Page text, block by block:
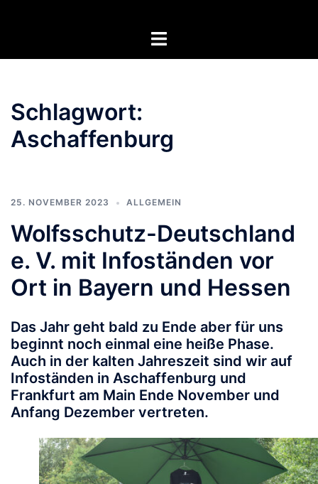
Menü
Schlagwort:
Aschaffenburg
25. NOVEMBER 2023 ALLGEMEIN
Wolfsschutz-Deutschland
e. V. mit Infoständen vor
Ort in Bayern und Hessen
Das Jahr geht bald zu Ende aber für uns
beginnt noch einmal eine heiße Phase.
Auch in der kalten Jahreszeit sind wir auf
Infoständen in Aschaffenburg und
Frankfurt am Main Ende November und
Anfang Dezember vertreten.